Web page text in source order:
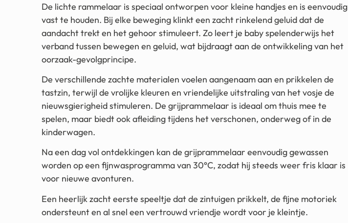
De lichte rammelaar is speciaal ontworpen voor kleine handjes en is eenvoudig
vast te houden. Bij elke beweging klinkt een zacht rinkelend geluid dat de
aandacht trekt en het gehoor stimuleert. Zo leert je baby spelenderwijs het
verband tussen bewegen en geluid, wat bijdraagt aan de ontwikkeling van het
oorzaak-gevolgprincipe.
De verschillende zachte materialen voelen aangenaam aan en prikkelen de
tastzin, terwijl de vrolijke kleuren en vriendelijke uitstraling van het vosje de
nieuwsgierigheid stimuleren. De grijprammelaar is ideaal om thuis mee te
spelen, maar biedt ook afleiding tijdens het verschonen, onderweg of in de
kinderwagen.
Na een dag vol ontdekkingen kan de grijprammelaar eenvoudig gewassen
worden op een fijnwasprogramma van 30°C, zodat hij steeds weer fris klaar is
voor nieuwe avonturen.
Een heerlijk zacht eerste speeltje dat de zintuigen prikkelt, de fijne motoriek
ondersteunt en al snel een vertrouwd vriendje wordt voor je kleintje.